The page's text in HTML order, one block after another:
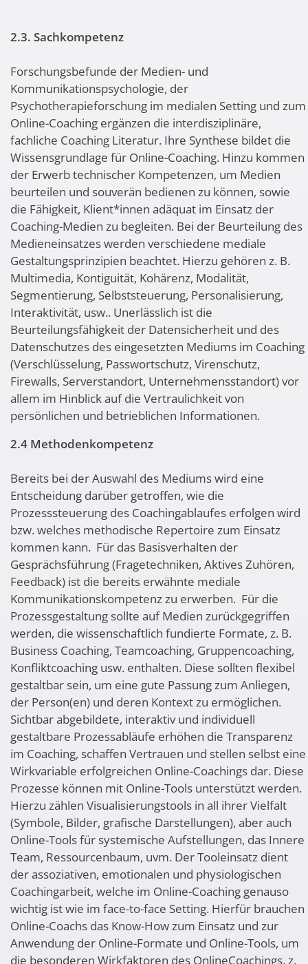
2.3. Sachkompetenz
Forschungsbefunde der Medien- und
Kommunikationspsychologie, der
Psychotherapieforschung im medialen Setting und zum
Online-Coaching ergänzen die interdisziplinäre,
fachliche Coaching Literatur. Ihre Synthese bildet die
Wissensgrundlage für Online-Coaching. Hinzu kommen
der Erwerb technischer Kompetenzen, um Medien
beurteilen und souverän bedienen zu können, sowie
die Fähigkeit, Klient*innen adäquat im Einsatz der
Coaching-Medien zu begleiten. Bei der Beurteilung des
Medieneinsatzes werden verschiedene mediale
Gestaltungsprinzipien beachtet. Hierzu gehören z. B.
Multimedia, Kontiguität, Kohärenz, Modalität,
Segmentierung, Selbststeuerung, Personalisierung,
Interaktivität, usw.. Unerlässlich ist die
Beurteilungsfähigkeit der Datensicherheit und des
Datenschutzes des eingesetzten Mediums im Coaching
(Verschlüsselung, Passwortschutz, Virenschutz,
Firewalls, Serverstandort, Unternehmensstandort) vor
allem im Hinblick auf die Vertraulichkeit von
persönlichen und betrieblichen Informationen.
2.4 Methodenkompetenz
Bereits bei der Auswahl des Mediums wird eine
Entscheidung darüber getroffen, wie die
Prozesssteuerung des Coachingablaufes erfolgen wird
bzw. welches methodische Repertoire zum Einsatz
kommen kann. Für das Basisverhalten der
Gesprächsführung (Fragetechniken, Aktives Zuhören,
Feedback) ist die bereits erwähnte mediale
Kommunikationskompetenz zu erwerben. Für die
Prozessgestaltung sollte auf Medien zurückgegriffen
werden, die wissenschaftlich fundierte Formate, z. B.
Business Coaching, Teamcoaching, Gruppencoaching,
Konfliktcoaching usw. enthalten. Diese sollten flexibel
gestaltbar sein, um eine gute Passung zum Anliegen,
der Person(en) und deren Kontext zu ermöglichen.
Sichtbar abgebildete, interaktiv und individuell
gestaltbare Prozessabläufe erhöhen die Transparenz
im Coaching, schaffen Vertrauen und stellen selbst eine
Wirkvariable erfolgreichen Online-Coachings dar. Diese
Prozesse können mit Online-Tools unterstützt werden.
Hierzu zählen Visualisierungstools in all ihrer Vielfalt
(Symbole, Bilder, grafische Darstellungen), aber auch
Online-Tools für systemische Aufstellungen, das Innere
Team, Ressourcenbaum, uvm. Der Tooleinsatz dient
der assoziativen, emotionalen und physiologischen
Coachingarbeit, welche im Online-Coaching genauso
wichtig ist wie im face-to-face Setting. Hierfür brauchen
Online-Coachs das Know-How zum Einsatz und zur
Anwendung der Online-Formate und Online-Tools, um
die besonderen Wirkfaktoren des OnlineCoachings, z.